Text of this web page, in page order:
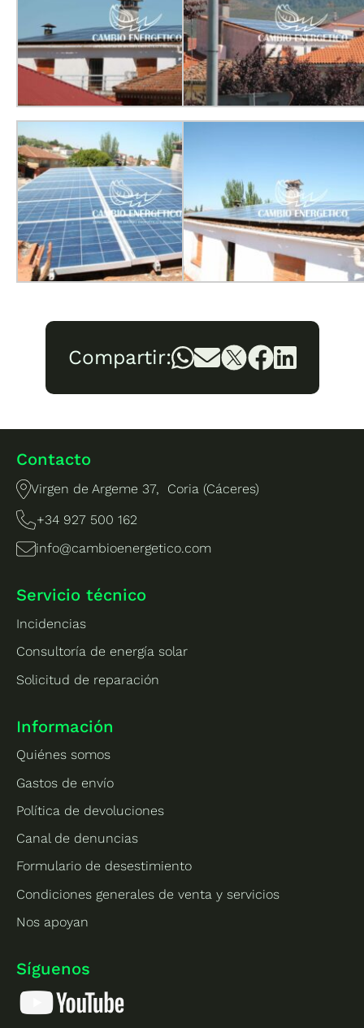
Compartir:
Contacto
Virgen de Argeme 37, Coria (Cáceres)
+34 927 500 162
info@cambioenergetico.com
Servicio técnico
Incidencias
Consultoría de energía solar
Solicitud de reparación
Información
Quiénes somos
Gastos de envío
Política de devoluciones
Canal de denuncias
Formulario de desestimiento
Condiciones generales de venta y servicios
Nos apoyan
Síguenos